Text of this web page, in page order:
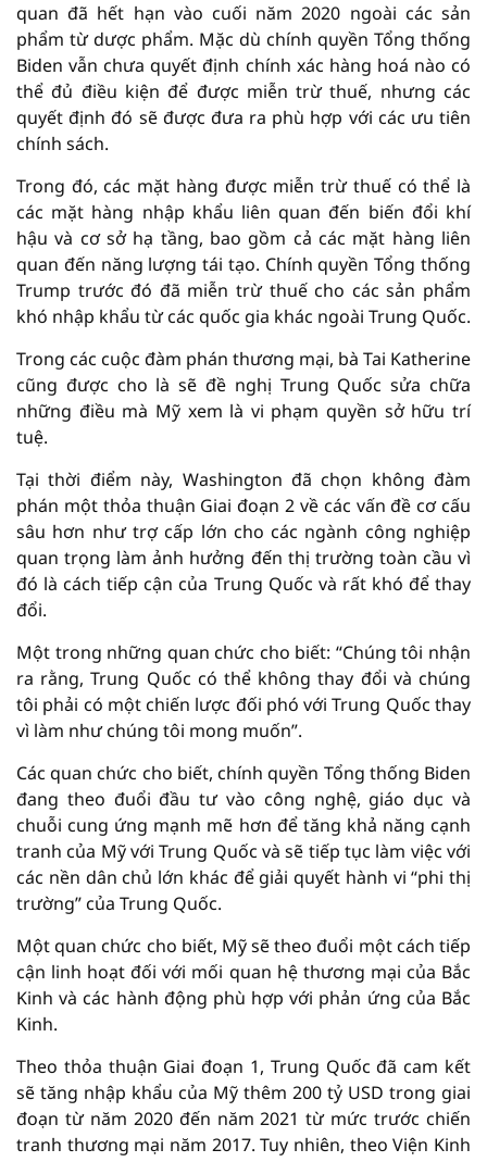
quan đã hết hạn vào cuối năm 2020 ngoài các sản
phẩm từ dược phẩm. Mặc dù chính quyền Tổng thống
Biden vẫn chưa quyết định chính xác hàng hoá nào có
thể đủ điều kiện để được miễn trừ thuế, nhưng các
quyết định đó sẽ được đưa ra phù hợp với các ưu tiên
chính sách.
Trong đó, các mặt hàng được miễn trừ thuế có thể là
các mặt hàng nhập khẩu liên quan đến biến đổi khí
hậu và cơ sở hạ tầng, bao gồm cả các mặt hàng liên
quan đến năng lượng tái tạo. Chính quyền Tổng thống
Trump trước đó đã miễn trừ thuế cho các sản phẩm
khó nhập khẩu từ các quốc gia khác ngoài Trung Quốc.
Trong các cuộc đàm phán thương mại, bà Tai Katherine
cũng được cho là sẽ đề nghị Trung Quốc sửa chữa
những điều mà Mỹ xem là vi phạm quyền sở hữu trí
tuệ.
Tại thời điểm này, Washington đã chọn không đàm
phán một thỏa thuận Giai đoạn 2 về các vấn đề cơ cấu
sâu hơn như trợ cấp lớn cho các ngành công nghiệp
quan trọng làm ảnh hưởng đến thị trường toàn cầu vì
đó là cách tiếp cận của Trung Quốc và rất khó để thay
đổi.
Một trong những quan chức cho biết: “Chúng tôi nhận
ra rằng, Trung Quốc có thể không thay đổi và chúng
tôi phải có một chiến lược đối phó với Trung Quốc thay
vì làm như chúng tôi mong muốn”.
Các quan chức cho biết, chính quyền Tổng thống Biden
đang theo đuổi đầu tư vào công nghệ, giáo dục và
chuỗi cung ứng mạnh mẽ hơn để tăng khả năng cạnh
tranh của Mỹ với Trung Quốc và sẽ tiếp tục làm việc với
các nền dân chủ lớn khác để giải quyết hành vi “phi thị
trường” của Trung Quốc.
Một quan chức cho biết, Mỹ sẽ theo đuổi một cách tiếp
cận linh hoạt đối với mối quan hệ thương mại của Bắc
Kinh và các hành động phù hợp với phản ứng của Bắc
Kinh.
Theo thỏa thuận Giai đoạn 1, Trung Quốc đã cam kết
sẽ tăng nhập khẩu của Mỹ thêm 200 tỷ USD trong giai
đoạn từ năm 2020 đến năm 2021 từ mức trước chiến
tranh thương mại năm 2017. Tuy nhiên, theo Viện Kinh